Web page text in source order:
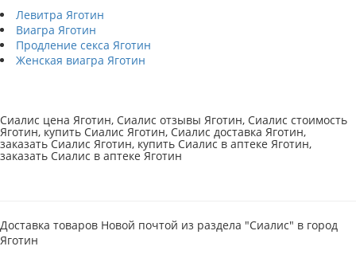
Левитра Яготин
Виагра Яготин
Продление секса Яготин
Женская виагра Яготин
Сиалис цена Яготин, Сиалис отзывы Яготин, Сиалис стоимость
Яготин, купить Сиалис Яготин, Сиалис доставка Яготин,
заказать Сиалис Яготин, купить Сиалис в аптеке Яготин,
заказать Сиалис в аптеке Яготин
Доставка товаров Новой почтой из раздела "Сиалис" в город
Яготин